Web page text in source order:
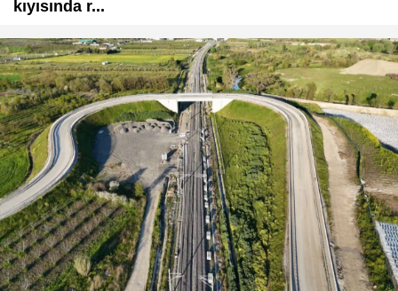
kıyısında r...